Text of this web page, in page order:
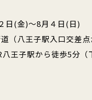
(金)～8月４日(日)
八王子駅入口交差点
子駅から徒歩5分（